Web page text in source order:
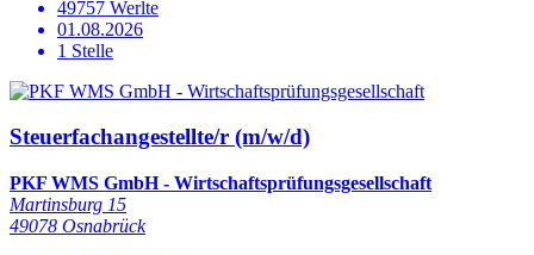
49757 Werlte
01.08.2026
1 Stelle
Steuerfachangestellte/r (m/w/d)
PKF WMS GmbH - Wirtschaftsprüfungsgesellschaft
Martinsburg 15
49078 Osnabrück